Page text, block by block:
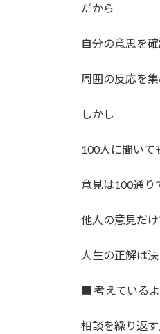
だから
自分の意思を
周囲の反応を集
しかし
100人に聞いて
意見は100通り
他人の意見だ
人生の正解は決
■ 考えている
相談を繰り返